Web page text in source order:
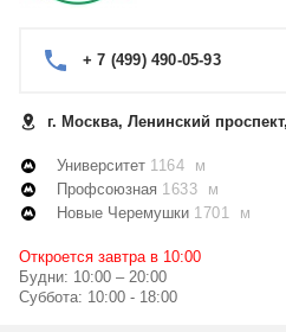
+ 7 (499) 490-05-93
г. Москва, Ленинский
Университет 1164 м
Профсоюзная 1633 м
Новые Черемушки 1701 м
Откроется завтра в 10:00
Будни: 10:00 – 20:00
Суббота: 10:00 - 18:00